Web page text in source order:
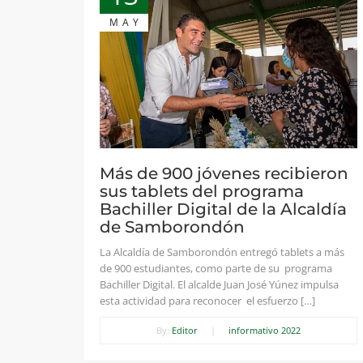
MAY
Más de 900 jóvenes recibieron
sus tablets del programa
Bachiller Digital de la Alcaldía
de Samborondón
La Alcaldía de Samborondón entregó tablets a más
de 900 estudiantes, como parte de su programa
Bachiller Digital. El alcalde Juan José Yúnez impulsa
esta actividad para reconocer el esfuerzo […]
By: Editor informativo 2022